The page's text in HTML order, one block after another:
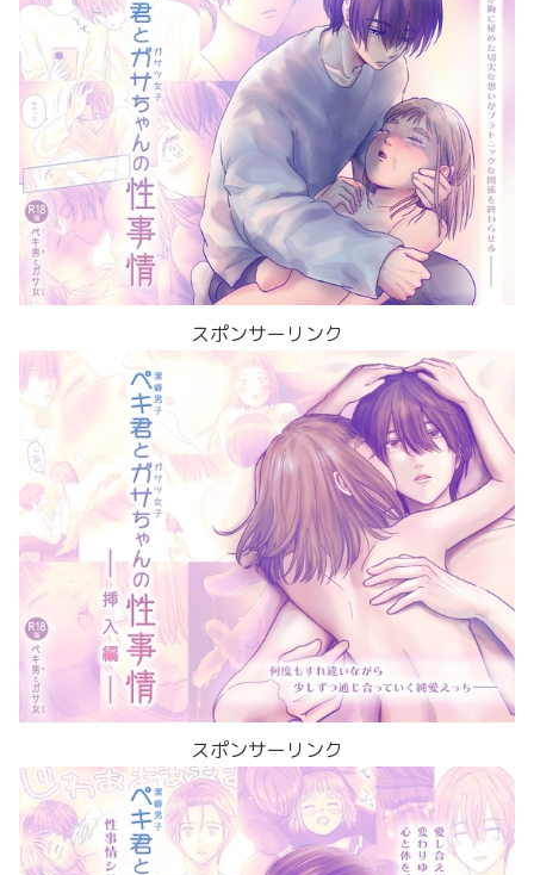
スポンサーリンク
スポンサーリンク